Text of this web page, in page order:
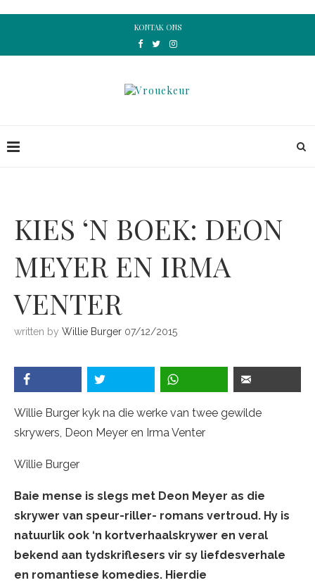
KONTAK ONS
KIES ‘N BOEK: DEON
MEYER EN IRMA
VENTER
written by Willie Burger 07/12/2015
Willie Burger kyk na die werke van twee gewilde
skrywers, Deon Meyer en Irma Venter
Willie Burger
Baie mense is slegs met Deon Meyer as die
skrywer van speur-riller- romans vertroud. Hy is
natuurlik ook ‘n kortverhaalskrywer en veral
bekend aan tydskriflesers vir sy liefdesverhale
en romantiese komedies. Hierdie